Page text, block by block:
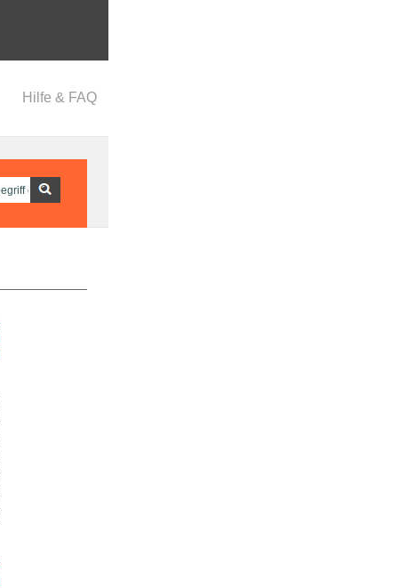
Hilfe & FAQ